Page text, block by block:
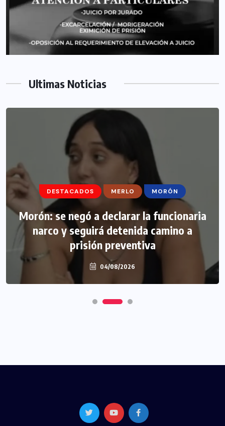
Ultimas Noticias
DESTACADOS MERLO MORÓN
Morón: se negó a declarar la funcionaria
narco y seguirá detenida camino a
prisión preventiva
04/08/2026